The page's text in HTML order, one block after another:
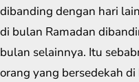
dibanding dengan hari
di bulan Ramadan
bulan selainnya. Itu
orang yang bersedekah